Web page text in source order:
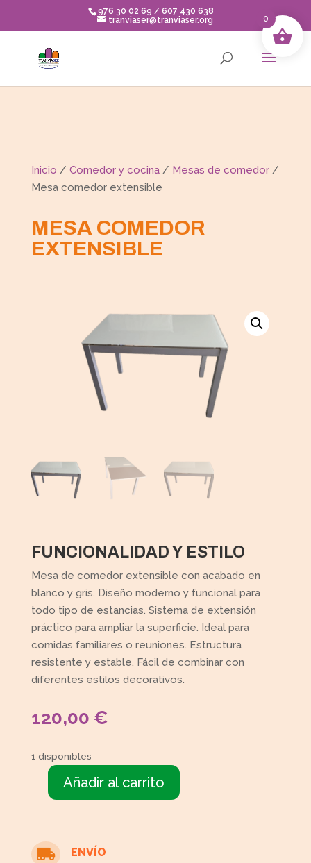
content
976 30 02 69 / 607 430 638
tranviaser@tranviaser.org
Inicio / Comedor y cocina/ Mesas de comedor/
Mesa comedor extensible
MESA COMEDOR
EXTENSIBLE
FUNCIONALIDAD Y ESTILO
Mesa de comedor extensible con acabado en
blanco y gris. Diseño moderno y funcional para
todo tipo de estancias. Sistema de extensión
práctico para ampliar la superficie. Ideal para
comidas familiares o reuniones. Estructura
resistente y estable. Fácil de combinar con
diferentes estilos decorativos.
120,00 €
1 disponibles
Mesa
cantidad
Añadir al carrito
 ENVÍO
0